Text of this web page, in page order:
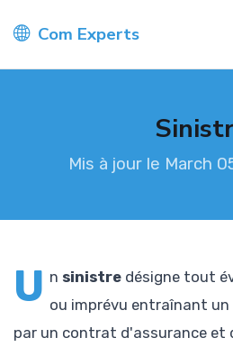
Com Experts
Mis à jour le March
U n sinistre désigne tout
ou imprévu entraînant
par un contrat d'assurance et